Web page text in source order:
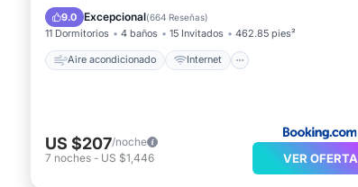
9.0 Excepcional(664 Reseñas)
11 Dormitorios 4 baños 15 Invitados 462.85 pies²
Aire acondicionado Internet
Apto para niños
US $207/noche
7 noches - US $1,446 VER OFERTA